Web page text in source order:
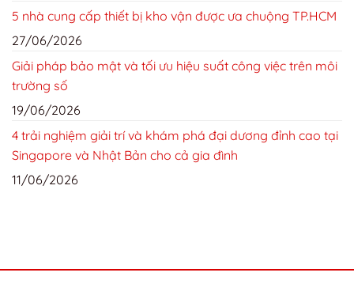
5 nhà cung cấp thiết bị kho vận được ưa chuộng TP.HCM
27/06/2026
Giải pháp bảo mật và tối ưu hiệu suất công việc trên môi
trường số
19/06/2026
4 trải nghiệm giải trí và khám phá đại dương đỉnh cao tại
Singapore và Nhật Bản cho cả gia đình
11/06/2026